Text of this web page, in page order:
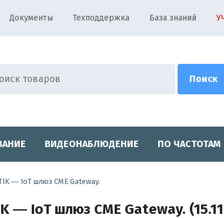
Документы Техподдержка База знаний
ВИДЕОНАБЛЮДЕНИЕ ПО ЧАСТОТАМ
― IoT шлюз CME Gateway.
― IoT шлюз CME Gateway.